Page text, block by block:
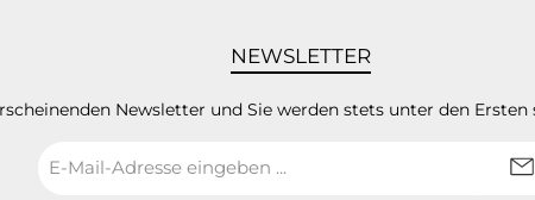
NEWSLETTER
Newsletter und Sie werden stets unter den
Mail-